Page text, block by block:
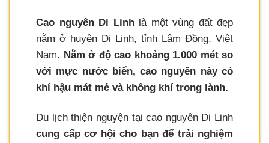
Cao nguyên Di Linhlà một vùng đất đẹp
nằm ở huyện Di Linh, tỉnh Lâm Đồng, Việt
Nam. Nằm ở độ cao khoảng 1.000 mét so
với mực nước biển, cao nguyên này có
khí hậu mát mẻ và không khí trong lành.
Du lịch thiện nguyện tại cao nguyên Di Linh
cung cấp cơ hội cho bạn để trải nghiệm